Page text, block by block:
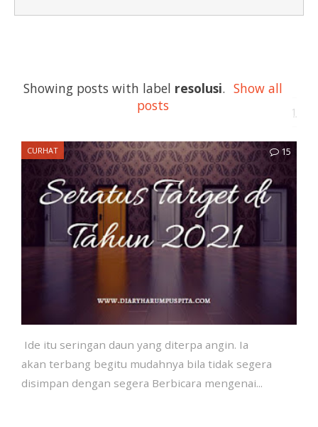
Showing posts with label resolusi. Show all
posts
January 11, 2021
CURHAT 15
Ide itu seringan daun yang diterpa angin. Ia
akan terbang begitu mudahnya bila tidak segera
disimpan dengan segera Berbicara mengenai...